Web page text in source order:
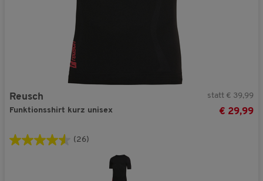
Reusch
Funktionsshirt kurz unisex
statt € 39,99
€ 29,99
(26)